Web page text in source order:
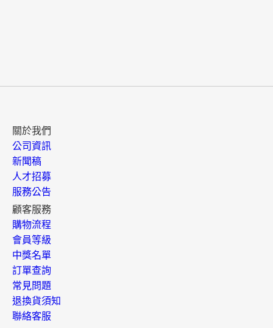
關於我們
公司資訊
新聞稿
人才招募
服務公告
顧客服務
購物流程
會員等級
中獎名單
訂單查詢
常見問題
退換貨須知
聯絡客服